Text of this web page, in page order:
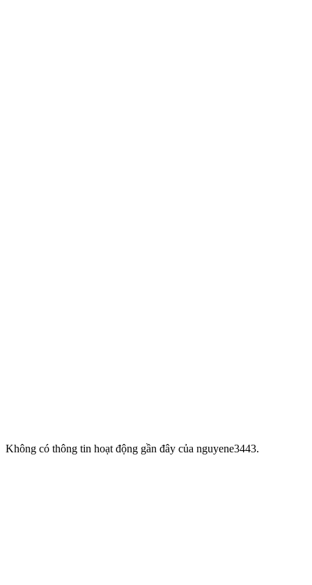
Không có thông tin hoạt động gần đây của nguyene3443.